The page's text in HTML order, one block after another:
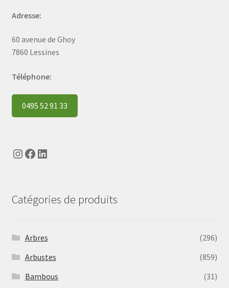
Adresse:
60 avenue de Ghoy
7860 Lessines
Téléphone:
0495 52 91 33
Instagram
Facebook
LinkedIn
Catégories de produits
Arbres
(296)
Arbustes
(859)
Bambous
(31)